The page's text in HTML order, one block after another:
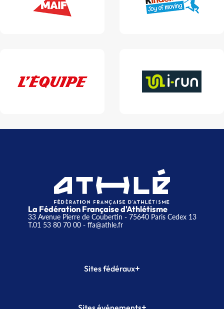
La Fédération Française d'Athlétisme
33 Avenue Pierre de Coubertin - 75640 Paris Cedex 13
T.01 53 80 70 00- ffa@athle.fr
Sites fédéraux+